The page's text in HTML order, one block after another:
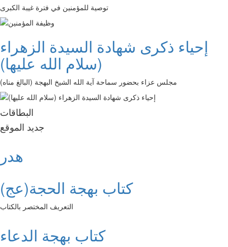
توصية للمؤمنين في فترة غيبة الكبرى
إحياء ذكرى شهادة السيدة الزهراء
(سلام الله عليها)
مجلس عزاء بحضور سماحة آية الله الشيخ البهجة (البالغ مناه)
البطاقات
جديد الموقع
هدر
كتاب بهجة الحجة(عج)
التعريف المختصر بالكتاب
كتاب بهجة الدعاء